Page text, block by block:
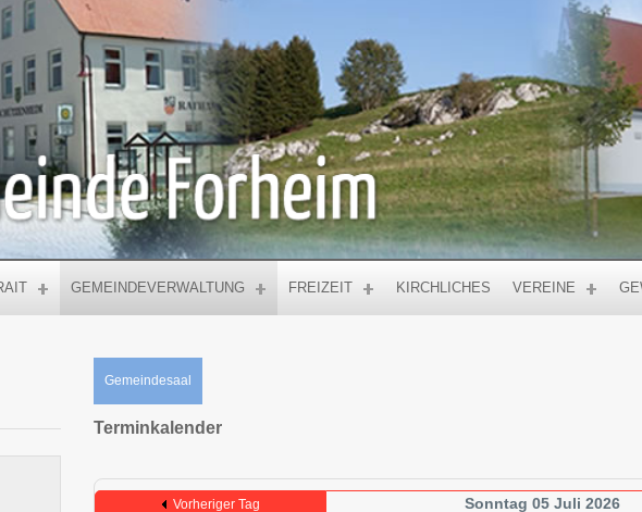
GEMEINDEVERWALTUNG FREIZEIT KIRCHLICHES VEREINE
Gemeindesaal
Terminkalender
Vorheriger Tag Sonntag 05 Juli 2026